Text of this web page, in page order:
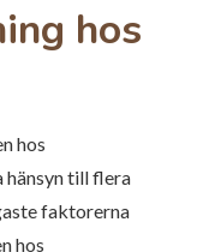
hos
hos
till flera
faktorerna
hos